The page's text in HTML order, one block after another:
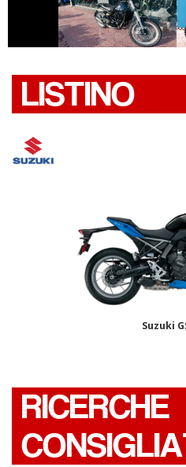
LEONCINO
LISTINO
Suzuki
RICERCHE